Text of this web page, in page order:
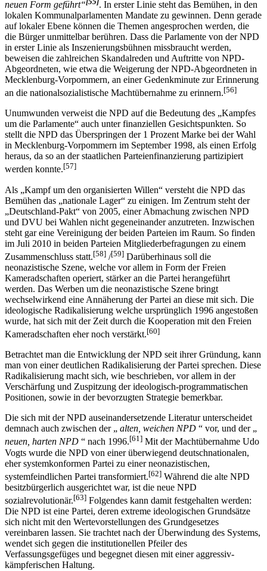
neuen Form geführt“
. In erster Linie steht das Bemühen, in den
lokalen Kommunalparlamenten Mandate zu gewinnen. Denn gerade
auf lokaler Ebene können die Themen angesprochen werden, die
die Bürger unmittelbar berühren. Dass die Parlamente von der NPD
in erster Linie als Inszenierungsbühnen missbraucht werden,
beweisen die zahlreichen Skandalreden und Auftritte von NPD-
Abgeordneten, wie etwa die Weigerung der NPD-Abgeordneten in
Mecklenburg-Vorpommern, an einer Gedenkminute zur Erinnerung
an die nationalsozialistische Machtübernahme zu erinnern.[56]
Unumwunden verweist die NPD auf die Bedeutung des „Kampfes
um die Parlamente“ auch unter finanziellen Gesichtspunkten. So
stellt die NPD das Überspringen der 1 Prozent Marke bei der Wahl
in Mecklenburg-Vorpommern im September 1998, als einen Erfolg
heraus, da so an der staatlichen Parteienfinanzierung partizipiert
werden konnte.[57]
Als „Kampf um den organisierten Willen“ versteht die NPD das
Bemühen das „nationale Lager“ zu einigen. Im Zentrum steht der
„Deutschland-Pakt“ von 2005, einer Abmachung zwischen NPD
und DVU bei Wahlen nicht gegeneinander anzutreten. Inzwischen
steht gar eine Vereinigung der beiden Parteien im Raum. So finden
im Juli 2010 in beiden Parteien Mitgliederbefragungen zu einem
Zusammenschluss statt.[58] /[59] Darüberhinaus soll die
neonazistische Szene, welche vor allem in Form der Freien
Kameradschaften operiert, stärker an die Partei herangeführt
werden. Das Werben um die neonazistische Szene bringt
wechselwirkend eine Annäherung der Partei an diese mit sich. Die
ideologische Radikalisierung welche ursprünglich 1996 angestoßen
wurde, hat sich mit der Zeit durch die Kooperation mit den Freien
Kameradschaften eher noch verstärkt.[60]
Betrachtet man die Entwicklung der NPD seit ihrer Gründung, kann
man von einer deutlichen Radikalisierung der Partei sprechen. Diese
Radikalisierung macht sich, wie beschrieben, vor allem in der
Verschärfung und Zuspitzung der ideologisch-programmatischen
Positionen, sowie in der bevorzugten Strategie bemerkbar.
Die sich mit der NPD auseinandersetzende Literatur unterscheidet
demnach auch zwischen der „ alten, weichen NPD “ vor, und der „
neuen, harten NPD “ nach 1996.[61] Mit der Machtübernahme Udo
Vogts wurde die NPD von einer überwiegend deutschnationalen,
eher systemkonformen Partei zu einer neonazistischen,
systemfeindlichen Partei transformiert.[62] Während die alte NPD
besitzbürgerlich ausgerichtet war, ist die neue NPD
sozialrevolutionär.[63] Folgendes kann damit festgehalten werden:
Die NPD ist eine Partei, deren extreme ideologischen Grundsätze
sich nicht mit den Wertevorstellungen des Grundgesetzes
vereinbaren lassen. Sie trachtet nach der Überwindung des Systems,
wendet sich gegen die institutionellen Pfeiler des
Verfassungsgefüges und begegnet diesen mit einer aggressiv-
kämpferischen Haltung.